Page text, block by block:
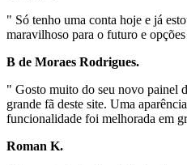
" Só tenho uma conta hoje e já
maravilhoso para o futuro e
B de Moraes Rodrigues.
" Gosto muito do seu novo painel
grande fã deste site. Uma
funcionalidade foi melhorada em
Roman K.